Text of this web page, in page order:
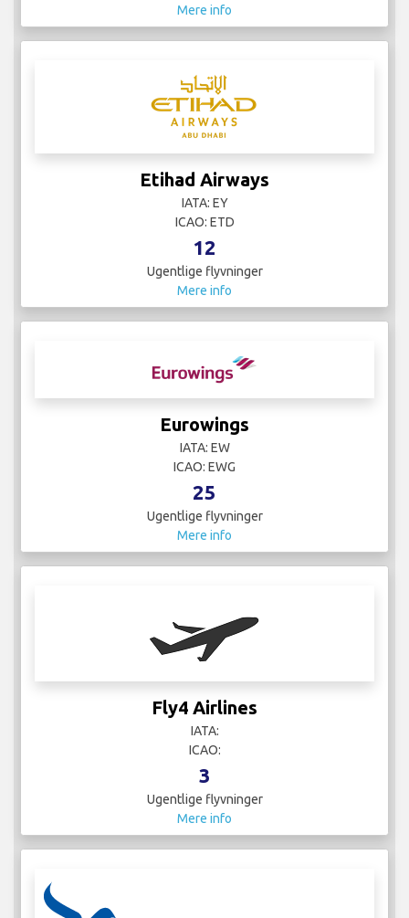
Mere info
Etihad Airways
IATA: EY
ICAO: ETD
12
Ugentlige flyvninger
Mere info
Eurowings
IATA: EW
ICAO: EWG
25
Ugentlige flyvninger
Mere info
Fly4 Airlines
IATA:
ICAO:
3
Ugentlige flyvninger
Mere info